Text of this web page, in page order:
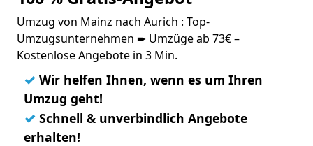
Umzug von Mainz nach Aurich : Top-
Umzugsunternehmen ➨ Umzüge ab 73€ –
Kostenlose Angebote in 3 Min.
✓ Wir helfen Ihnen, wenn es um Ihren
Umzug geht!
✓ Schnell & unverbindlich Angebote
erhalten!